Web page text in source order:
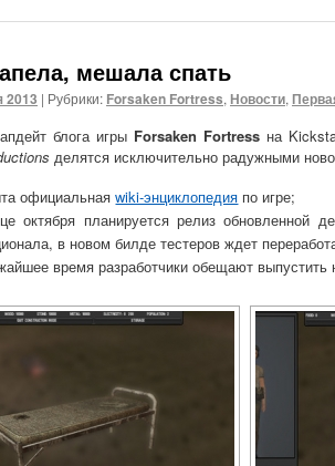
мешала спать
2013 | Рубрики: Forsaken Fortress, Новости,
блога игры Forsaken Fortress на
делятся исключительно радужными
официальнаяwiki-энциклопедия по игре;
октября планируется релиз обновленной
в новом билде тестеров ждет
время разработчики обещают выпустить